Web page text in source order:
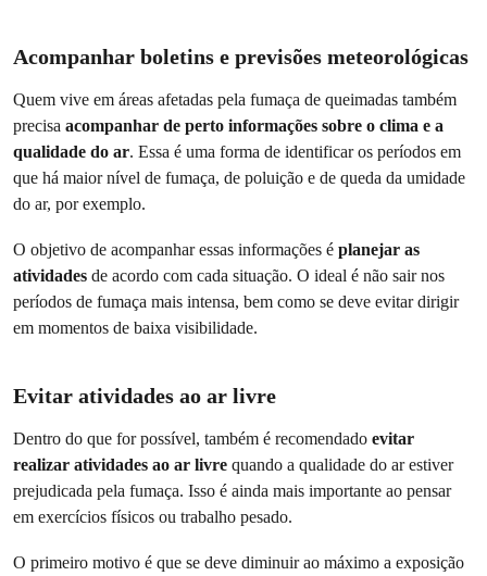
Acompanhar boletins e previsões meteorológicas
Quem vive em áreas afetadas pela fumaça de queimadas também
precisa acompanhar de perto informações sobre o clima e a
qualidade do ar. Essa é uma forma de identificar os períodos em
que há maior nível de fumaça, de poluição e de queda da umidade
do ar, por exemplo.
O objetivo de acompanhar essas informações é planejar as
atividades de acordo com cada situação. O ideal é não sair nos
períodos de fumaça mais intensa, bem como se deve evitar dirigir
em momentos de baixa visibilidade.
Evitar atividades ao ar livre
Dentro do que for possível, também é recomendado evitar
realizar atividades ao ar livre quando a qualidade do ar estiver
prejudicada pela fumaça. Isso é ainda mais importante ao pensar
em exercícios físicos ou trabalho pesado.
O primeiro motivo é que se deve diminuir ao máximo a exposição